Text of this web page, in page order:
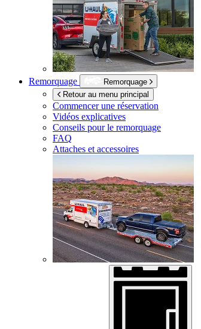
Remorquage
Remorquage
Retour au menu principal
Commencer une réservation
Vidéos explicatives
Conseils pour le remorquage
FAQ
Attaches et accessoires